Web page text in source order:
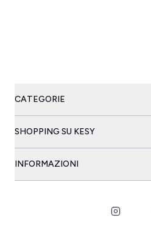
CATEGORIE
SHOPPING SU KESY
INFORMAZIONI